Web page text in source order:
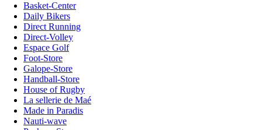
Basket-Center
Daily Bikers
Direct Running
Direct-Volley
Espace Golf
Foot-Store
Galope-Store
Handball-Store
House of Rugby
La sellerie de Maé
Made in Paradis
Nauti-wave